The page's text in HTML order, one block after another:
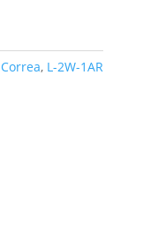
Correa, L-2W-1AR